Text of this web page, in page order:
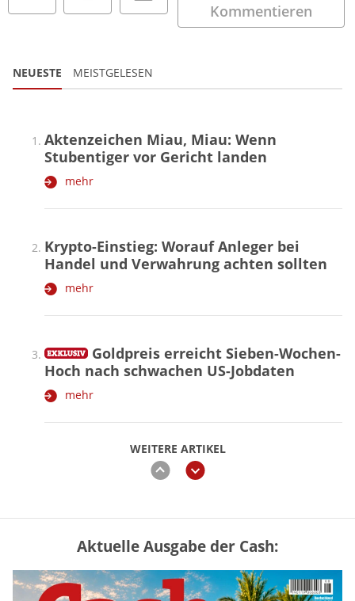
Kommentieren
NEUESTE MEISTGELESEN
WEITERE ARTIKEL
zurückweiter
Aktenzeichen Miau, Miau: Wenn
Stubentiger vor Gericht landen
mehr
Krypto-Einstieg: Worauf Anleger bei
Handel und Verwahrung achten sollten
mehr
Goldpreis erreicht Sieben-Wochen-
Hoch nach schwachen US-Jobdaten
mehr
Vermieter-Zutritt: Wann Mieter
die Wohnung öffnen müssen
mehr
Aktuelle Ausgabe der Cash: